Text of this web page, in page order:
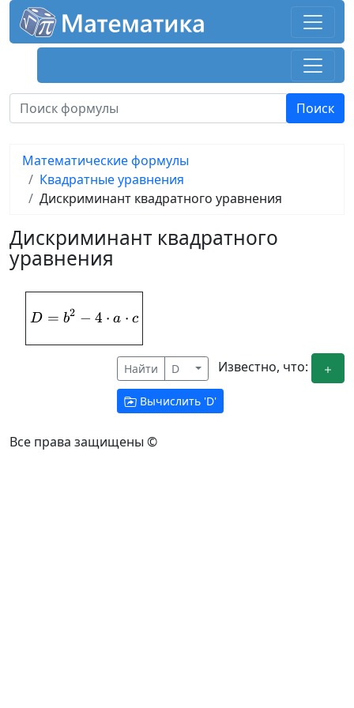
Математические формулы
Квадратные уравнения
Дискриминант квадратного уравнения
Дискриминант квадратного
уравнения
D = b^{2}-4\cdot a\cdot c
D = b2 − 4 ⋅ a ⋅ c
Найти D Известно, что:
Вычислить 'D'
Все права защищены ©